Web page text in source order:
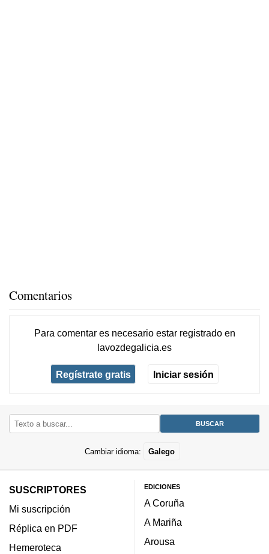
Comentarios
Para comentar es necesario estar registradoen
lavozdegalicia.es
Regístrate gratis Iniciar sesión
Cambiar idioma: Galego
SUSCRIPTORES
Mi suscripción
Réplica en PDF
Hemeroteca
EDICIONES
A Coruña
A Mariña
Arousa